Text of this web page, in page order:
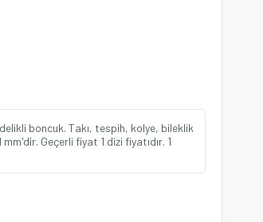
boncuk. Takı, tespih, kolye, bileklik
Geçerli fiyat 1 dizi fiyatıdır. 1